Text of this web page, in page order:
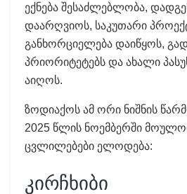
ექნება შესაძლებლობა,
დაარღვიოს, საკუთარი
განხორციელება დაიწყოს,
პრიორიტეტებს და ახალი
აიღოს.
ზოდიაქოს ამ ორი ნიშნის
2025 წლის ნოემბერში
ცვლილებები ელოდება:
კირჩხიბი